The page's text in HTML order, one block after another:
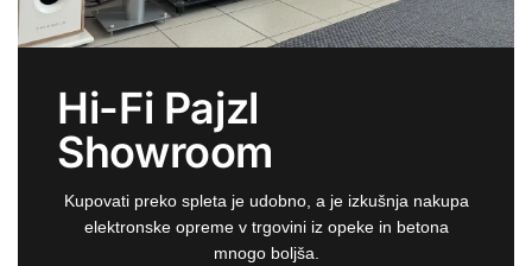
Hi-Fi Pajzl
Showroom
Kupovati preko spleta je udobno, a je izkušnja nakupa
elektronske opreme v trgovini iz opeke in betona
mnogo boljša.